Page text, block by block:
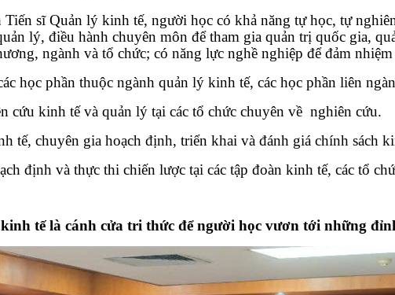
sĩ Quản lý kinh tế, người học có khả năng tự học, tự
lý, điều hành chuyên môn để tham gia quản trị quốc gia,
ngành và tổ chức; có năng lực nghề nghiệp để đảm
học phần thuộc ngành quản lý kinh tế, các học phần liên
cứu kinh tế và quản lý tại các tổ chức chuyên về nghiên cứu.
tế, chuyên gia hoạch định, triển khai và đánh giá chính sách
định và thực thi chiến lược tại các tập đoàn kinh tế, các tổ
tế là cánh cửa tri thức để người học vươn tới những